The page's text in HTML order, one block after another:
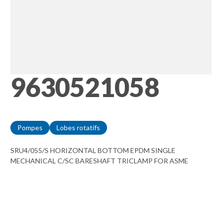
9630521058
Pompes Lobes rotatifs
SRU4/055/S HORIZONTAL BOTTOM EPDM SINGLE
MECHANICAL C/SC BARESHAFT TRICLAMP FOR ASME